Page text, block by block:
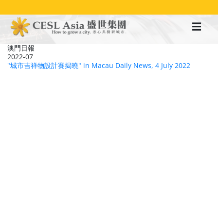
至
澳門日報
2022-07
"城市吉祥物設計賽揭曉" in Macau Daily News, 4 July 2022